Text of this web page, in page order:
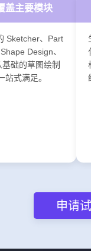
盖主要模块
Sketcher、Part
Design、
础的草图绘制
站式满足。
申请